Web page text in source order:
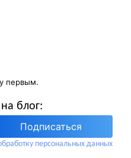
первым.
блог:
Подписаться
персональных данных